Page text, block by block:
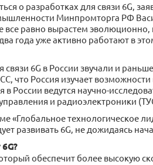
о разработках для связи 6G,
Минпромторга РФ
все равно вырастем
года уже активно работают в
связи 6G в России звучали и
что Россия изучает
в России ведутся научно-
и радиоэлектроники
«Глобальное технологическое
развивать 6G, не дожидаясь
обеспечит более высокую